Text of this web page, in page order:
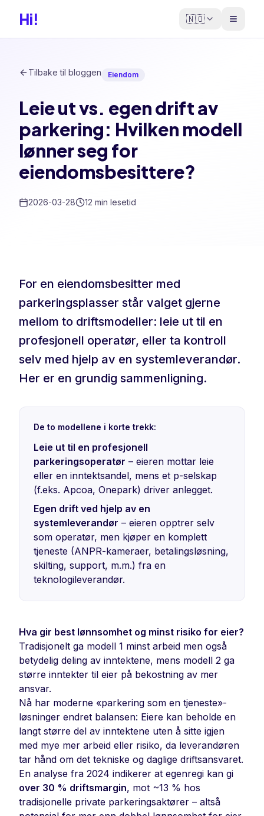
Hi! 🇳🇴
Tilbake til bloggen Eiendom
Leie ut vs. egen drift av
parkering: Hvilken modell
lønner seg for
eiendomsbesittere?
2026-03-28 12 min lesetid
For en eiendomsbesitter med
parkeringsplasser står valget gjerne
mellom to driftsmodeller: leie ut til en
profesjonell operatør, eller ta kontroll
selv med hjelp av en systemleverandør.
Her er en grundig sammenligning.
De to modellene i korte trekk:
Leie ut til en profesjonell
parkeringsoperatør – eieren mottar leie
eller en inntektsandel, mens et p-selskap
(f.eks. Apcoa, Onepark) driver anlegget.
Egen drift ved hjelp av en
systemleverandør – eieren opptrer selv
som operatør, men kjøper en komplett
tjeneste (ANPR-kameraer, betalingsløsning,
skilting, support, m.m.) fra en
teknologileverandør.
Hva gir best lønnsomhet og minst risiko for eier?
Tradisjonelt ga modell 1 minst arbeid men også
betydelig deling av inntektene, mens modell 2 ga
større inntekter til eier på bekostning av mer
ansvar.
Nå har moderne «parkering som en tjeneste»-
løsninger endret balansen: Eiere kan beholde en
langt større del av inntektene uten å sitte igjen
med mye mer arbeid eller risiko, da leverandøren
tar hånd om det tekniske og daglige driftsansvaret.
En analyse fra 2024 indikerer at egenregi kan gi
over 30 % driftsmargin, mot ~13 % hos
tradisjonelle private parkeringsaktører – altså